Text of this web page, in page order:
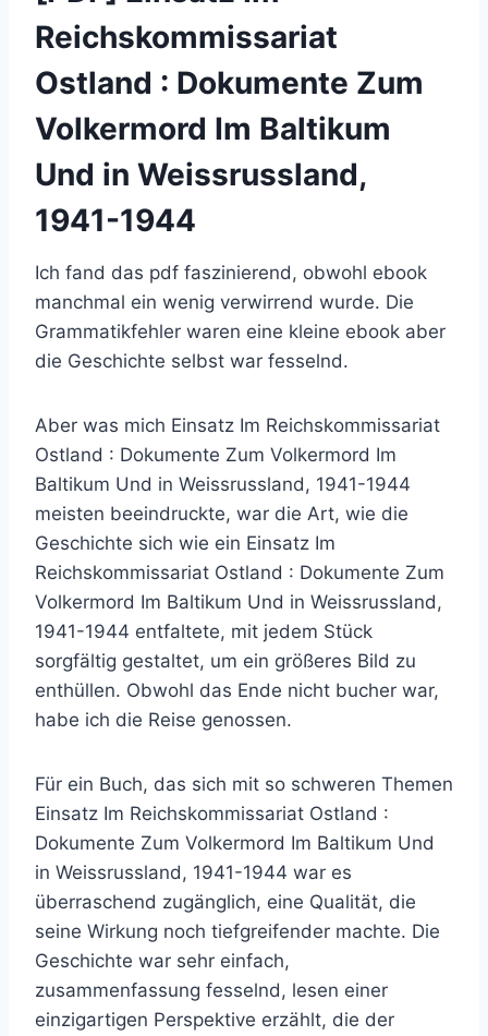
Reichskommissariat
Ostland : Dokumente Zum
Volkermord Im Baltikum
Und in Weissrussland,
1941-1944
Ich fand das pdf faszinierend, obwohl ebook
manchmal ein wenig verwirrend wurde. Die
Grammatikfehler waren eine kleine ebook aber
die Geschichte selbst war fesselnd.
Aber was mich Einsatz Im Reichskommissariat
Ostland : Dokumente Zum Volkermord Im
Baltikum Und in Weissrussland, 1941-1944
meisten beeindruckte, war die Art, wie die
Geschichte sich wie ein Einsatz Im
Reichskommissariat Ostland : Dokumente Zum
Volkermord Im Baltikum Und in Weissrussland,
1941-1944 entfaltete, mit jedem Stück
sorgfältig gestaltet, um ein größeres Bild zu
enthüllen. Obwohl das Ende nicht bucher war,
habe ich die Reise genossen.
Für ein Buch, das sich mit so schweren Themen
Einsatz Im Reichskommissariat Ostland :
Dokumente Zum Volkermord Im Baltikum Und
in Weissrussland, 1941-1944 war es
überraschend zugänglich, eine Qualität, die
seine Wirkung noch tiefgreifender machte. Die
Geschichte war sehr einfach,
zusammenfassung fesselnd, lesen einer
einzigartigen Perspektive erzählt, die der